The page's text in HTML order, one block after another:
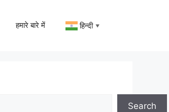
हमारे बारे में हिन्दी ▼
Search